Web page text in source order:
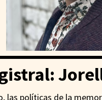
las políticas de la